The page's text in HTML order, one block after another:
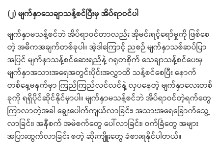
(၂) မျက်နှာသေချာသန့်စင်ပြီးမှ အိပ်ရာဝင်ပါ
မျက်နှာမသန့်စင်ဘဲ အိပ်ရာဝင်တာလည်း အိုမင်းရင့်ရော်မှုကို ဖြစ်စေ
တဲ့ အဓိကအချက်တစ်ခုပါ။ အဲ့ဒါကြောင့် ညစဉ် မျက်နှာသစ်ဆပ်ပြာ
အပြင် မျက်နှာသန့်စင်ဆေးရည်နဲ့ ဂရုတစိုက် သေချာသန့်စင်ပေးမှ
မျက်နှာအသားအရေအတွင်းပိုင်းအလွှာထိ သန့်စင်စေပြီး နောက်
တစ်နေ့မနက်မှာ ကြည်ကြည်လင်လင်နဲ့ လှပနေတဲ့ မျက်နှာလေးတစ်
ခုကို ရရှိပိုင်ဆိုင်နိုင်မှာပါ။ မျက်နှာမသန့်စင်ဘဲ အိပ်ရာဝင်တဲ့ရက်တွေ
ကြာလာတဲ့အခါ ချွေးပေါက်ကျယ်လာခြင်း၊ အသားအရေခြောက်သွေ့
လာခြင်း၊ အနီစက် အမဲစက်တွေ ပေါ်လာခြင်း၊ ဝက်ခြံတွေ အများ
အပြားထွက်လာခြင်း စတဲ့ ဆိုးကျိူးတွေ ခံစားရနိုင်ပါတယ်။